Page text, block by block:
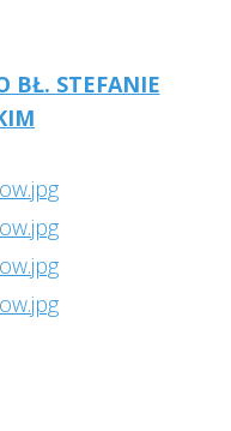
BŁ. STEFANIE